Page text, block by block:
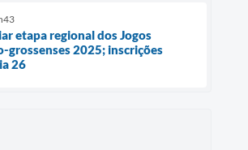
etapa regional dos Jogos
grossenses 2025; inscrições
26